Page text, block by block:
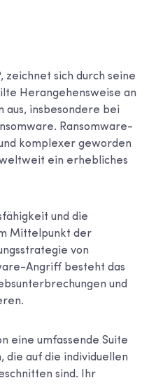
zeichnet sich durch seine
Herangehensweise an
aus, insbesondere bei
Ransomware-
komplexer geworden
ein erhebliches
und die
Mittelpunkt der
von
Angriff besteht das
und
eine umfassende Suite
die auf die individuellen
sind. Ihr